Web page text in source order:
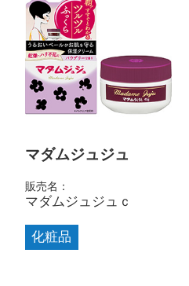
マダムジュジュ
販売名：
マダムジュジュｃ
化粧品